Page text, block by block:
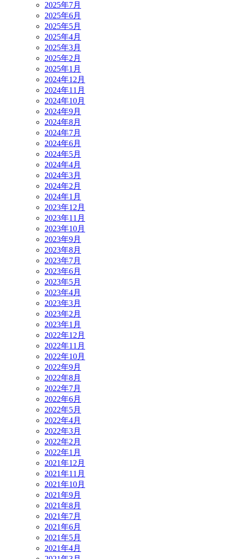
2025年7月
2025年6月
2025年5月
2025年4月
2025年3月
2025年2月
2025年1月
2024年12月
2024年11月
2024年10月
2024年9月
2024年8月
2024年7月
2024年6月
2024年5月
2024年4月
2024年3月
2024年2月
2024年1月
2023年12月
2023年11月
2023年10月
2023年9月
2023年8月
2023年7月
2023年6月
2023年5月
2023年4月
2023年3月
2023年2月
2023年1月
2022年12月
2022年11月
2022年10月
2022年9月
2022年8月
2022年7月
2022年6月
2022年5月
2022年4月
2022年3月
2022年2月
2022年1月
2021年12月
2021年11月
2021年10月
2021年9月
2021年8月
2021年7月
2021年6月
2021年5月
2021年4月